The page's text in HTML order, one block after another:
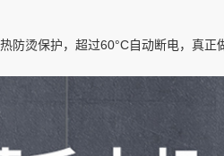
烫保护，超过60°C自动断电，真正